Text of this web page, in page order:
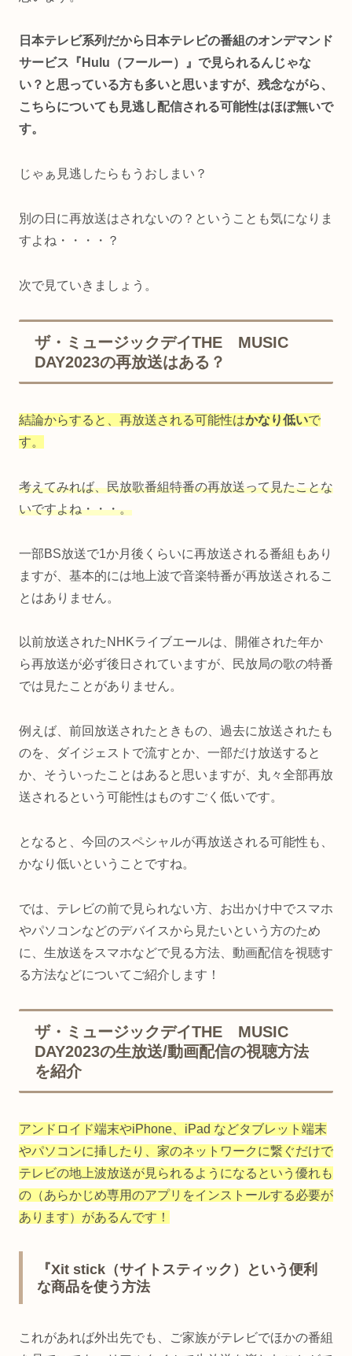
日本テレビ系列だから日本テレビの番組のオンデマンド
サービス『Hulu（フールー）』で見られるんじゃな
い？と思っている方も多いと思いますが、残念ながら、
こちらについても見逃し配信される可能性はほぼ無いで
す。
じゃぁ見逃したらもうおしまい？
別の日に再放送はされないの？ということも気になりま
すよね・・・・？
次で見ていきましょう。
ザ・ミュージックデイTHE MUSIC
DAY2023の再放送はある？
結論からすると、再放送される可能性はかなり低いで
す。
考えてみれば、民放歌番組特番の再放送って見たことな
いですよね・・・。
一部BS放送で1か月後くらいに再放送される番組もあり
ますが、基本的には地上波で音楽特番が再放送されるこ
とはありません。
以前放送されたNHKライブエールは、開催された年か
ら再放送が必ず後日されていますが、民放局の歌の特番
では見たことがありません。
例えば、前回放送されたときもの、過去に放送されたも
のを、ダイジェストで流すとか、一部だけ放送すると
か、そういったことはあると思いますが、丸々全部再放
送されるという可能性はものすごく低いです。
となると、今回のスペシャルが再放送される可能性も、
かなり低いということですね。
では、テレビの前で見られない方、お出かけ中でスマホ
やパソコンなどのデバイスから見たいという方のため
に、生放送をスマホなどで見る方法、動画配信を視聴す
る方法などについてご紹介します！
ザ・ミュージックデイTHE MUSIC
DAY2023の生放送/動画配信の視聴方法
を紹介
アンドロイド端末やiPhone、iPad などタブレット端末
やパソコンに挿したり、家のネットワークに繋ぐだけで
テレビの地上波放送が見られるようになるという優れも
の（あらかじめ専用のアプリをインストールする必要が
あります）があるんです！
『Xit stick（サイトスティック）という便利
な商品を使う方法
これがあれば外出先でも、ご家族がテレビでほかの番組